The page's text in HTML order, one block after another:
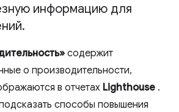
информацию для
.
содержит
о производительности,
в отчетах Lighthouse .
способы повышения